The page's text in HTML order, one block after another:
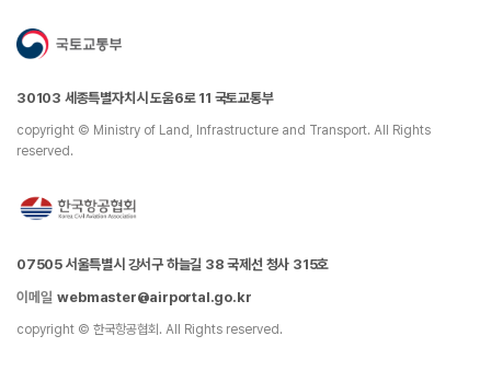
30103 세종특별자치시 도움6로 11 국토교통부
copyright © Ministry of Land, Infrastructure and Transport. All Rights
reserved.
07505 서울특별시 강서구 하늘길 38 국제선 청사 315호
이메일 webmaster@airportal.go.kr
copyright © 한국항공협회. All Rights reserved.